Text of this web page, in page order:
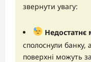
звернути увагу:
Недостатнє
сполоснули
поверхні можуть